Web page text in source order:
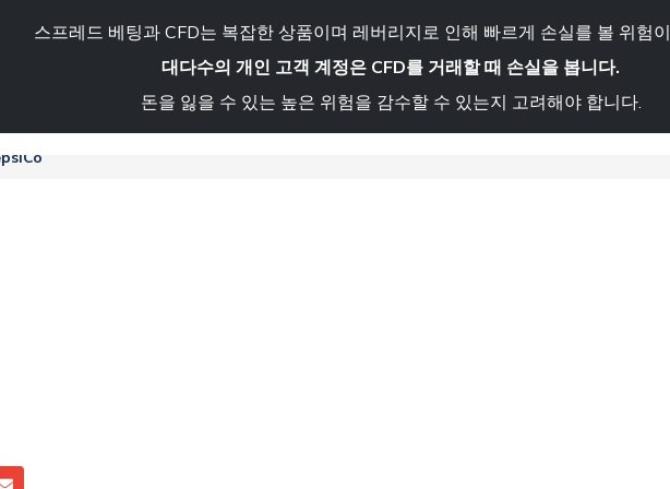
스프레드 베팅과 CFD는 복잡한 상품이며 레버리지로 인해 빠르게 손실를 볼 위험
대다수의 개인 고객 계정은 CFD를 거래할 때 손실을 봅니다.
돈을 잃을 수 있는 높은 위험을 감수할 수 있는지 고려해야 합니다.
문의하기
거래 가능한 마켓 거래 플랫폼 트레이딩 배우기